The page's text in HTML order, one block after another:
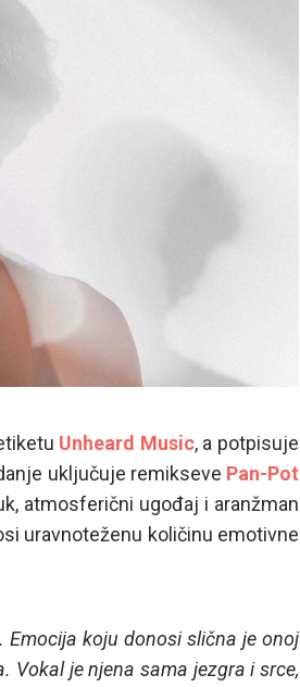
Unheard Music, a potpisuje
uključuje remikseve Pan-Pot
atmosferični ugođaj i aranžman
uravnoteženu količinu emotivne
Emocija koju donosi slična je onoj
Vokal je njena sama jezgra i srce,